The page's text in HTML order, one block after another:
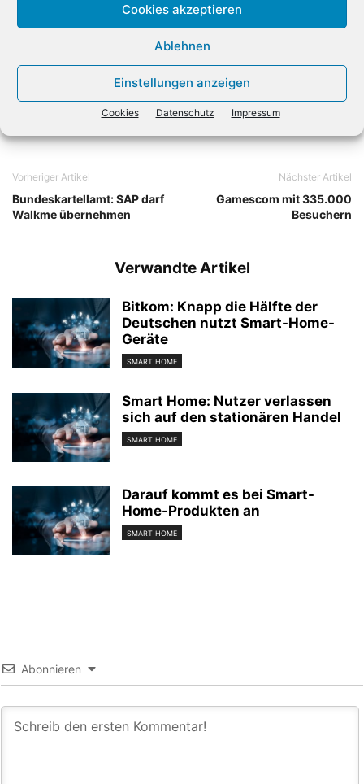
Cookies akzeptieren
Ablehnen
Einstellungen anzeigen
Cookies Datenschutz Impressum
durch KI einen echten Wachstumsschub erfährt», sagt
Bitkom-Hauptgeschäftsführer Bernhard Rohleder.
Vorheriger Artikel
Bundeskartellamt: SAP darf
Walkme übernehmen
Nächster Artikel
Gamescom mit 335.000
Besuchern
Verwandte Artikel
Bitkom: Knapp die Hälfte der
Deutschen nutzt Smart-Home-
Geräte
SMART HOME
Smart Home: Nutzer verlassen
sich auf den stationären Handel
SMART HOME
Darauf kommt es bei Smart-
Home-Produkten an
SMART HOME
Abonnieren